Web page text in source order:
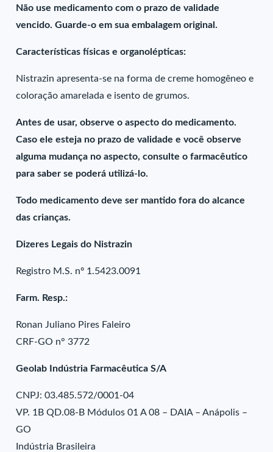
Não use medicamento com o prazo de validade
vencido. Guarde-o em sua embalagem original.
Características físicas e organolépticas:
Nistrazin apresenta-se na forma de creme homogêneo e
coloração amarelada e isento de grumos.
Antes de usar, observe o aspecto do medicamento.
Caso ele esteja no prazo de validade e você observe
alguma mudança no aspecto, consulte o farmacêutico
para saber se poderá utilizá-lo.
Todo medicamento deve ser mantido fora do alcance
das crianças.
Dizeres Legais do Nistrazin
Registro M.S. nº 1.5423.0091
Farm. Resp.:
Ronan Juliano Pires Faleiro
CRF-GO n° 3772
Geolab Indústria Farmacêutica S/A
CNPJ: 03.485.572/0001-04
VP. 1B QD.08-B Módulos 01 A 08 – DAIA – Anápolis –
GO
Indústria Brasileira